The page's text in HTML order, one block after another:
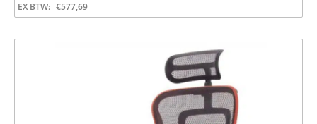
EX BTW: €577,69